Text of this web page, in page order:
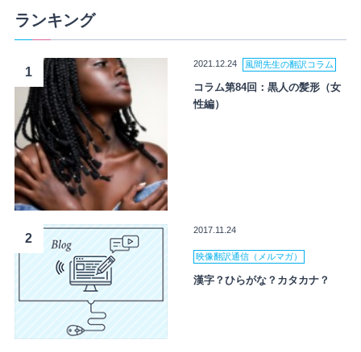
ランキング
1
2021.12.24 風間先生の翻訳コラム
コラム第84回：黒人の髪形（女
性編）
2
2017.11.24
映像翻訳通信（メルマガ）
漢字？ひらがな？カタカナ？